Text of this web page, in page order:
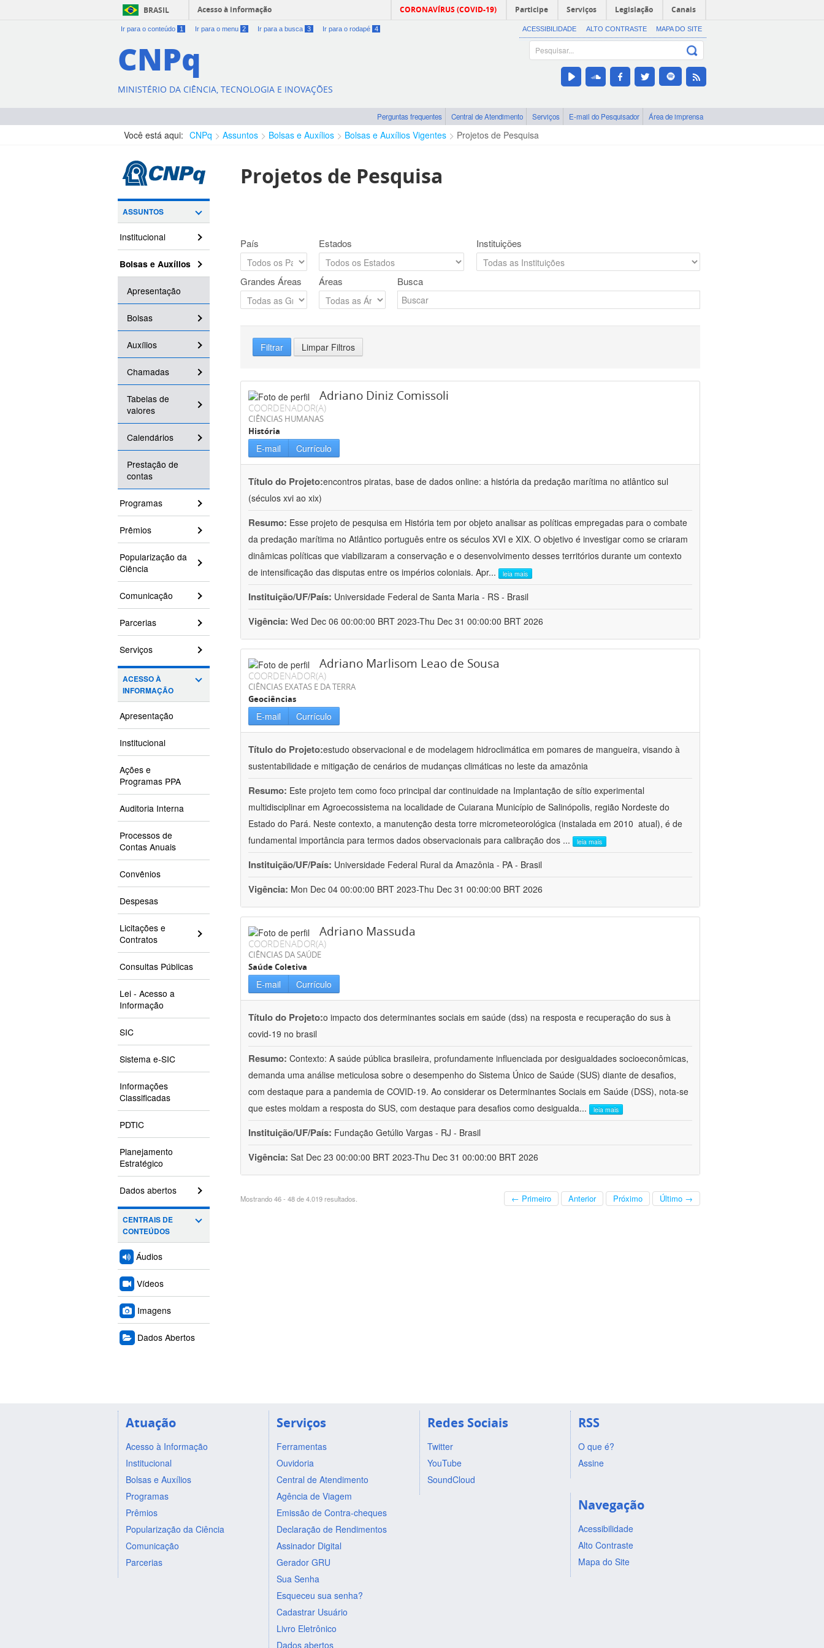
BRASIL Acesso à informação CORONAVÍRUS (COVID-19) Participe Serviços Legislação Canais
Ir para o conteúdo 1 Ir para o menu 2 Ir para a busca 3 Ir para o rodapé 4 ACESSIBILIDADE ALTO CONTRASTE MAPA DO SITE
CNPq
MINISTÉRIO DA CIÊNCIA, TECNOLOGIA E INOVAÇÕES
Perguntas frequentes Central de Atendimento Serviços E-mail do Pesquisador Área de imprensa
Você está aqui: CNPq Assuntos Bolsas e Auxílios Bolsas e Auxílios Vigentes Projetos de Pesquisa
ASSUNTOS
Institucional
Bolsas e Auxílios
Apresentação
Bolsas
Auxílios
Chamadas
Tabelas de
valores
Calendários
Prestação de
contas
Programas
Prêmios
Popularização da
Ciência
Comunicação
Parcerias
Serviços
ACESSO À
INFORMAÇÃO
Apresentação
Institucional
Ações e
Programas PPA
Auditoria Interna
Processos de
Contas Anuais
Convênios
Despesas
Licitações e
Contratos
Consultas Públicas
Lei - Acesso a
Informação
SIC
Sistema e-SIC
Informações
Classificadas
PDTIC
Planejamento
Estratégico
Dados abertos
CENTRAIS DE
CONTEÚDOS
Áudios
Vídeos
Imagens
Dados Abertos
Projetos de Pesquisa
País Estados Instituições
Grandes Áreas Áreas Busca
Filtrar Limpar Filtros
Adriano Diniz Comissoli
COORDENADOR(A)
CIÊNCIAS HUMANAS
História
E-mail Currículo
Título do Projeto:encontros piratas, base de dados online: a história da predação marítima no atlântico sul
(séculos xvi ao xix)
Resumo: Esse projeto de pesquisa em História tem por objeto analisar as políticas empregadas para o combate
da predação marítima no Atlântico português entre os séculos XVI e XIX. O objetivo é investigar como se criaram
dinâmicas políticas que viabilizaram a conservação e o desenvolvimento desses territórios durante um contexto
de intensificação das disputas entre os impérios coloniais. Apr... leia mais
Instituição/UF/País: Universidade Federal de Santa Maria - RS - Brasil
Vigência: Wed Dec 06 00:00:00 BRT 2023-Thu Dec 31 00:00:00 BRT 2026
Adriano Marlisom Leao de Sousa
COORDENADOR(A)
CIÊNCIAS EXATAS E DA TERRA
Geociências
E-mail Currículo
Título do Projeto:estudo observacional e de modelagem hidroclimática em pomares de mangueira, visando à
sustentabilidade e mitigação de cenários de mudanças climáticas no leste da amazônia
Resumo: Este projeto tem como foco principal dar continuidade na Implantação de sítio experimental
multidisciplinar em Agroecossistema na localidade de Cuiarana Município de Salinópolis, região Nordeste do
Estado do Pará. Neste contexto, a manutenção desta torre micrometeorológica (instalada em 2010  atual), é de
fundamental importância para termos dados observacionais para calibração dos ... leia mais
Instituição/UF/País: Universidade Federal Rural da Amazônia - PA - Brasil
Vigência: Mon Dec 04 00:00:00 BRT 2023-Thu Dec 31 00:00:00 BRT 2026
Adriano Massuda
COORDENADOR(A)
CIÊNCIAS DA SAÚDE
Saúde Coletiva
E-mail Currículo
Título do Projeto:o impacto dos determinantes sociais em saúde (dss) na resposta e recuperação do sus à
covid-19 no brasil
Resumo: Contexto: A saúde pública brasileira, profundamente influenciada por desigualdades socioeconômicas,
demanda uma análise meticulosa sobre o desempenho do Sistema Único de Saúde (SUS) diante de desafios,
com destaque para a pandemia de COVID-19. Ao considerar os Determinantes Sociais em Saúde (DSS), nota-se
que estes moldam a resposta do SUS, com destaque para desafios como desigualda... leia mais
Instituição/UF/País: Fundação Getúlio Vargas - RJ - Brasil
Vigência: Sat Dec 23 00:00:00 BRT 2023-Thu Dec 31 00:00:00 BRT 2026
Mostrando 46 - 48 de 4.019 resultados. ← Primeiro Anterior Próximo Último →
Atuação
Acesso à Informação
Institucional
Bolsas e Auxílios
Programas
Prêmios
Popularização da Ciência
Comunicação
Parcerias
Serviços
Ferramentas
Ouvidoria
Central de Atendimento
Agência de Viagem
Emissão de Contra-cheques
Declaração de Rendimentos
Assinador Digital
Gerador GRU
Sua Senha
Esqueceu sua senha?
Cadastrar Usuário
Livro Eletrônico
Dados abertos
Redes Sociais
Twitter
YouTube
SoundCloud
RSS
O que é?
Assine
Navegação
Acessibilidade
Alto Contraste
Mapa do Site